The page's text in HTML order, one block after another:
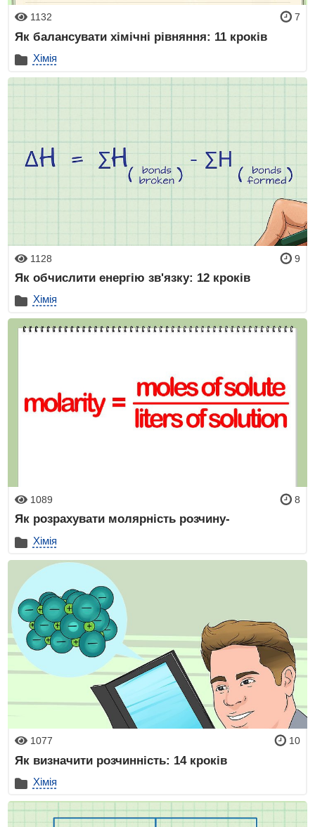
1132 7
Як балансувати хімічні рівняння: 11 кроків
Хімія
1128 9
Як обчислити енергію зв'язку: 12 кроків
Хімія
1089 8
Як розрахувати молярність розчину-
Хімія
1077 10
Як визначити розчинність: 14 кроків
Хімія